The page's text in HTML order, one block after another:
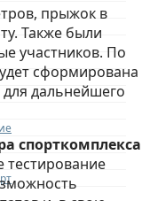
прыжок в
Также были
участников. По
сформирована
для дальнейшего
спорткомплекса
тестирование